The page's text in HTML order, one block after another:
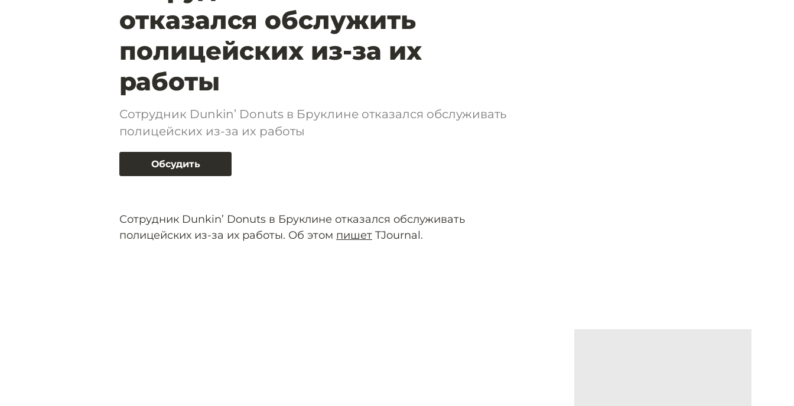
отказался обслужить
полицейских из-за их
работы
Сотрудник Dunkin’ Donuts в Бруклине отказался обслуживать
полицейских из-за их работы
Обсудить
Сотрудник Dunkin’ Donuts в Бруклине отказался обслуживать
полицейских из-за их работы. Об этом пишет TJournal.